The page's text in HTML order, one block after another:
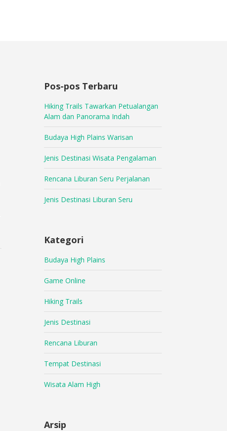
Pos-pos Terbaru
Hiking Trails Tawarkan Petualangan
Alam dan Panorama Indah
Budaya High Plains Warisan
Jenis Destinasi Wisata Pengalaman
Rencana Liburan Seru Perjalanan
Jenis Destinasi Liburan Seru
Kategori
Budaya High Plains
Game Online
Hiking Trails
Jenis Destinasi
Rencana Liburan
Tempat Destinasi
Wisata Alam High
Arsip